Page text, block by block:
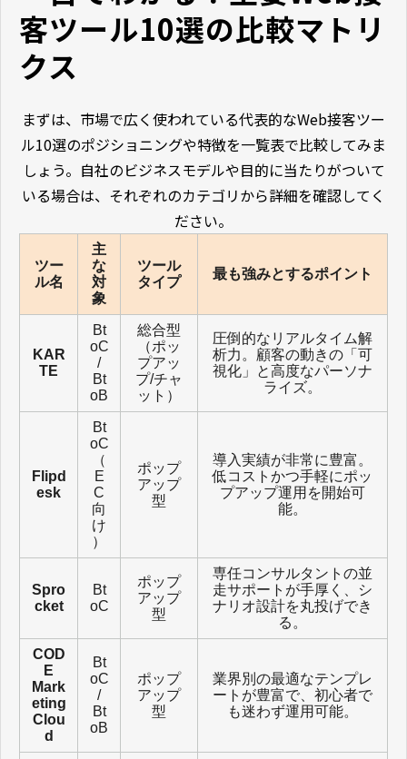
客ツール10選の比較マトリ
クス
まずは、市場で広く使われている代表的なWeb接客ツー
ル10選のポジショニングや特徴を一覧表で比較してみま
しょう。自社のビジネスモデルや目的に当たりがついて
いる場合は、それぞれのカテゴリから詳細を確認してく
ださい。
ツー
ル名
主
な
対
象
ツール
タイプ
最も強みとするポイント
KAR
TE
Bt
oC
/
Bt
oB
総合型
（ポッ
プアッ
プ/チャ
ット）
圧倒的なリアルタイム解
析力。顧客の動きの「可
視化」と高度なパーソナ
ライズ。
Flipd
esk
Bt
oC
（
E
C
向
け
）
ポップ
アップ
型
導入実績が非常に豊富。
低コストかつ手軽にポッ
プアップ運用を開始可
能。
Spro
cket
Bt
oC
ポップ
アップ
型
専任コンサルタントの並
走サポートが手厚く、シ
ナリオ設計を丸投げでき
る。
COD
E
Mark
eting
Clou
d
Bt
oC
/
Bt
oB
ポップ
アップ
型
業界別の最適なテンプレ
ートが豊富で、初心者で
も迷わず運用可能。